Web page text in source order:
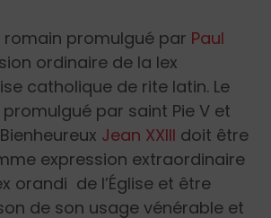
romain promulgué par Paul
ordinaire de la lex
catholique de rite latin. Le
par saint Pie V et
Jean XXIII doit être
expression extraordinaire
orandi de l’Église et être
de son usage vénérable et